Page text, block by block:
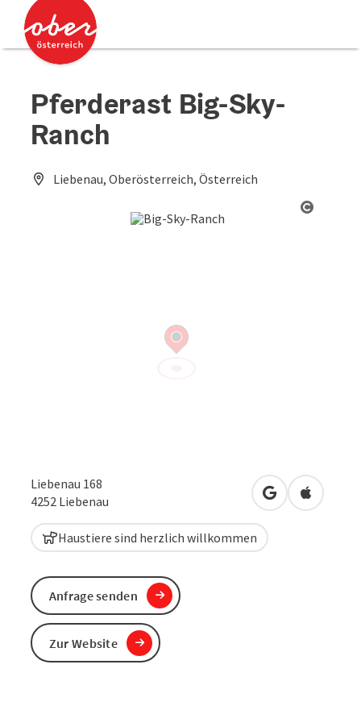
Zum Inhalt
Zum Seitenanfang
Pferderast Big-Sky-
Ranch
Liebenau, Oberösterreich, Österreich
Liebenau 168
4252 Liebenau in Googlein Apple
Haustiere sind herzlich willkommen
Anfrage senden
Zur Website